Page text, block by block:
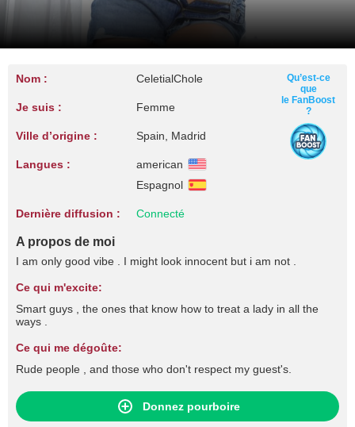
Nom : CeletialChole
Je suis : Femme
Ville d’origine : Spain, Madrid
Langues :
american
Espagnol
Dernière diffusion : Connecté
Qu’est-ce
que
le FanBoost
?
A propos de moi
I am only good vibe . I might look innocent but i am not .
Ce qui m'excite:
Smart guys , the ones that know how to treat a lady in all the
ways .
Ce qui me dégoûte:
Rude people , and those who don't respect my guest's.
Donnez pourboire